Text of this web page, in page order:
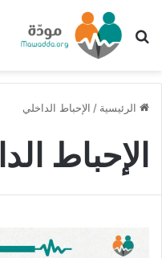
بحث عن
الرئيسية / الإحباط الداخلي
الإحباط